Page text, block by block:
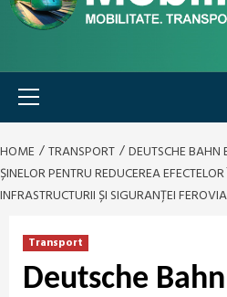
Primary
Menu
HOME TRANSPORT
DEUTSCHE
ȘINELOR PENTRU REDUCEREA
INFRASTRUCTURII ȘI SIGURANȚEI
Transport
Deutsche Bahn